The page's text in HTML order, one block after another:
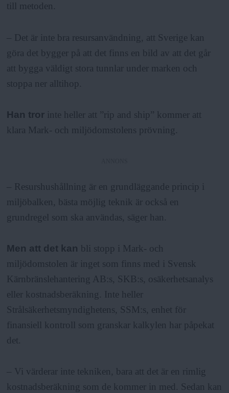
till metoden.
– Det är inte bra resursanvändning, att Sverige kan
göra det bygger på att det finns en bild av att det går
att bygga väldigt stora tunnlar under marken och
stoppa ner alltihop.
Han tror inte heller att ”rip and ship” kommer att
klara Mark- och miljödomstolens prövning.
– Resurshushållning är en grundläggande princip i
miljöbalken, bästa möjlig teknik är också en
grundregel som ska användas, säger han.
Men att det kan bli stopp i Mark- och
miljödomstolen är inget som finns med i Svensk
Kärnbränslehantering AB:s, SKB:s, osäkerhetsanalys
eller kostnadsberäkning. Inte heller
Strålsäkerhetsmyndighetens, SSM:s, enhet för
finansiell kontroll som granskar kalkylen har påpekat
det.
– Vi värderar inte tekniken, bara att det är en rimlig
kostnadsberäkning som de kommer in med. Sedan kan